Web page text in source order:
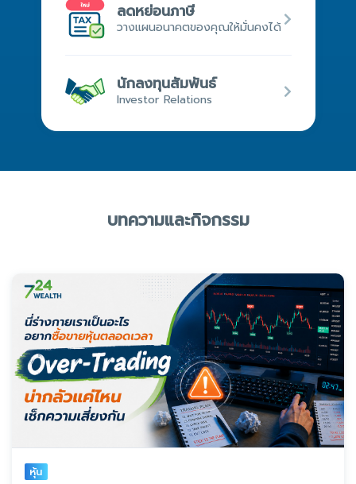
ลดหย่อนภาษี
วางแผนอนาคตของคุณให้มั่นคงได้
นักลงทุนสัมพันธ์
Investor Relations
บทความและกิจกรรม
หุ้น